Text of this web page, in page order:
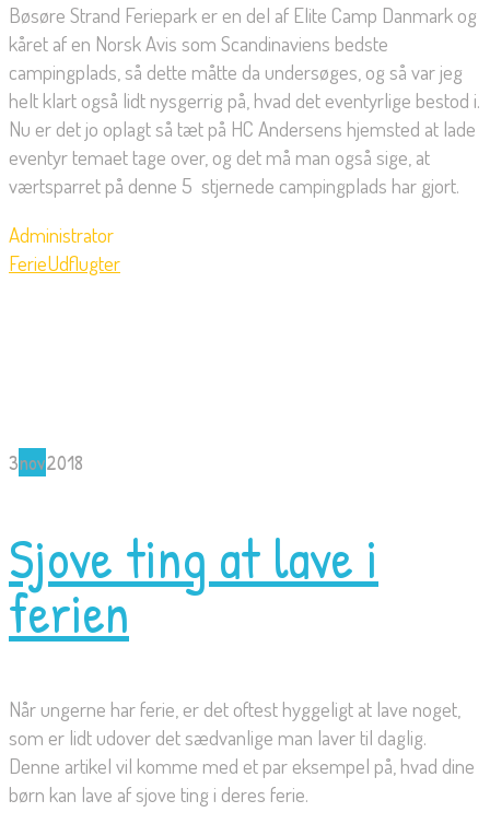
Bøsøre Strand Feriepark er en del af Elite Camp Danmark og
kåret af en Norsk Avis som Scandinaviens bedste
campingplads, så dette måtte da undersøges, og så var jeg
helt klart også lidt nysgerrig på, hvad det eventyrlige bestod i.
Nu er det jo oplagt så tæt på HC Andersens hjemsted at lade
eventyr temaet tage over, og det må man også sige, at
værtsparret på denne 5  stjernede campingplads har gjort.
Administrator
FerieUdflugter
3nov2018
Sjove ting at lave i
ferien
Når ungerne har ferie, er det oftest hyggeligt at lave noget,
som er lidt udover det sædvanlige man laver til daglig.
Denne artikel vil komme med et par eksempel på, hvad dine
børn kan lave af sjove ting i deres ferie.